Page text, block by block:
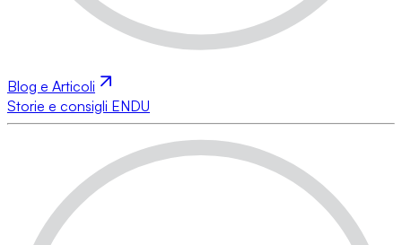
Blog e Articoli
Storie e consigli ENDU